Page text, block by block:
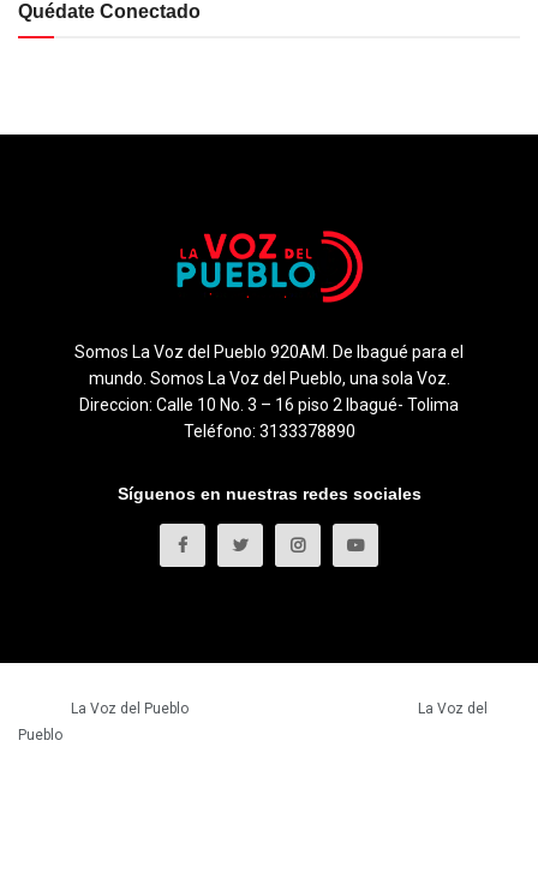
Quédate Conectado
Somos La Voz del Pueblo 920AM. De Ibagué para el
mundo. Somos La Voz del Pueblo, una sola Voz.
Direccion: Calle 10 No. 3 – 16 piso 2 Ibagué- Tolima
Teléfono: 3133378890
Síguenos en nuestras redes sociales
La Voz del Pueblo
La Voz del
Pueblo